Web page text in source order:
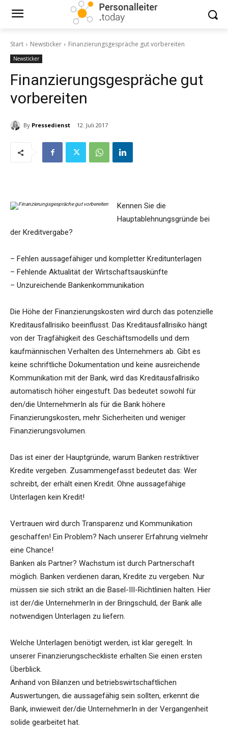
Start Newsticker Finanzierungsgespräche gut vorbereiten
Newsticker
Finanzierungsgespräche gut
vorbereiten
By Pressedienst 12. Juli 2017
Kennen Sie die
Hauptablehnungsgründe bei
der Kreditvergabe?
– Fehlen aussagefähiger und kompletter Kreditunterlagen
– Fehlende Aktualität der Wirtschaftsauskünfte
– Unzureichende Bankenkommunikation
Die Höhe der Finanzierungskosten wird durch das potenzielle
Kreditausfallrisiko beeinflusst. Das Kreditausfallrisiko hängt
von der Tragfähigkeit des Geschäftsmodells und dem
kaufmännischen Verhalten des Unternehmers ab. Gibt es
keine schriftliche Dokumentation und keine ausreichende
Kommunikation mit der Bank, wird das Kreditausfallrisiko
automatisch höher eingestuft. Das bedeutet sowohl für
den/die UnternehmerIn als für die Bank höhere
Finanzierungskosten, mehr Sicherheiten und weniger
Finanzierungsvolumen.
Das ist einer der Hauptgründe, warum Banken restriktiver
Kredite vergeben. Zusammengefasst bedeutet das: Wer
schreibt, der erhält einen Kredit. Ohne aussagefähige
Unterlagen kein Kredit!
Vertrauen wird durch Transparenz und Kommunikation
geschaffen! Ein Problem? Nach unserer Erfahrung vielmehr
eine Chance!
Banken als Partner? Wachstum ist durch Partnerschaft
möglich. Banken verdienen daran, Kredite zu vergeben. Nur
müssen sie sich strikt an die Basel-III-Richtlinien halten. Hier
ist der/die UnternehmerIn in der Bringschuld, der Bank alle
notwendigen Unterlagen zu liefern.
Welche Unterlagen benötigt werden, ist klar geregelt. In
unserer Finanzierungscheckliste erhalten Sie einen ersten
Überblick.
Anhand von Bilanzen und betriebswirtschaftlichen
Auswertungen, die aussagefähig sein sollten, erkennt die
Bank, inwieweit der/die UnternehmerIn in der Vergangenheit
solide gearbeitet hat.